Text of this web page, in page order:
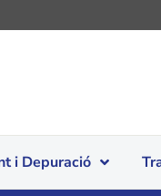
i Depuració